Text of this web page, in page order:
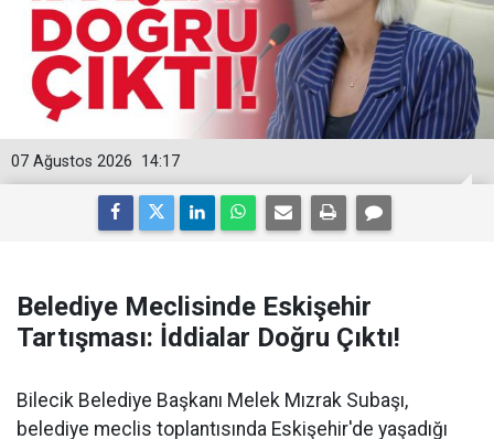
14:17
07 Ağustos 2026
Belediye Meclisinde Eskişehir
Tartışması: İddialar Doğru Çıktı!
Bilecik Belediye Başkanı Melek Mızrak Subaşı,
belediye meclis toplantısında Eskişehir'de yaşadığı